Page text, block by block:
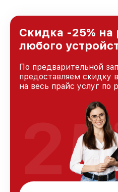
и лояльности наших
Скидка -25% на
любого
По предварительной
предоставляем скидку
на весь прайс услуг по
25